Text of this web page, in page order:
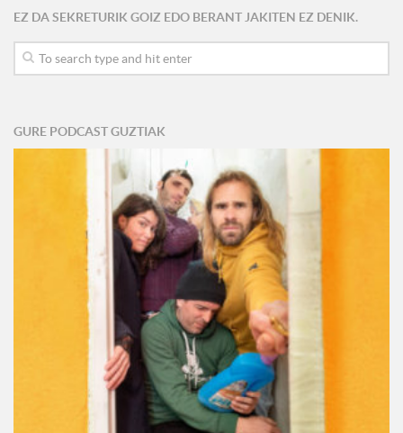
EZ DA SEKRETURIK GOIZ EDO BERANT JAKITEN EZ DENIK.
GURE PODCAST GUZTIAK